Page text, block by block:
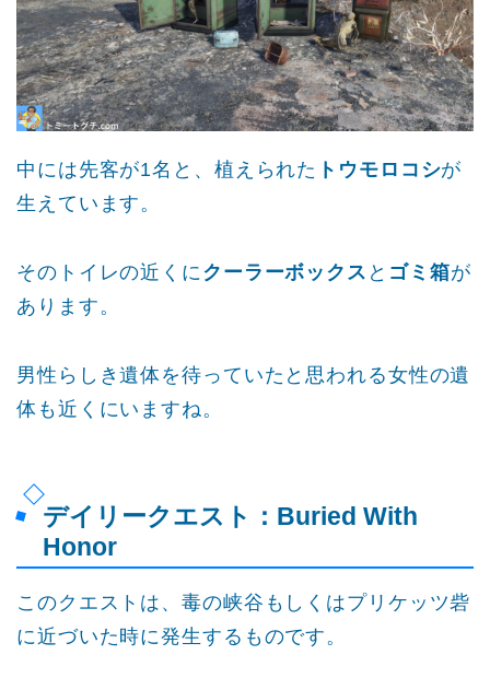
中には先客が1名と、植えられた トウモロコシが
生えています。
そのトイレの近くにクーラーボックス と ゴミ箱が
あります。
男性らしき遺体を待っていたと思われる女性の遺
体も近くにいますね。
デイリークエスト：Buried With
Honor
このクエストは、毒の峡谷もしくはプリケッツ砦
に近づいた時に発生するものです。